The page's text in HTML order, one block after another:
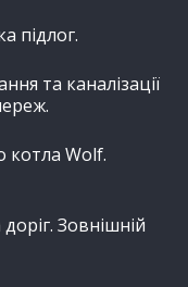
підлог.
та каналізації
котла Wolf.
доріг. Зовнішній